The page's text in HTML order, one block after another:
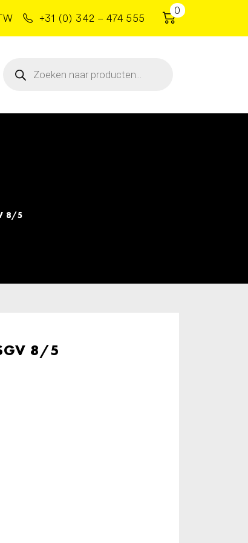
+31 (0) 342 – 474 555
0
zoeken
8/5
8/5